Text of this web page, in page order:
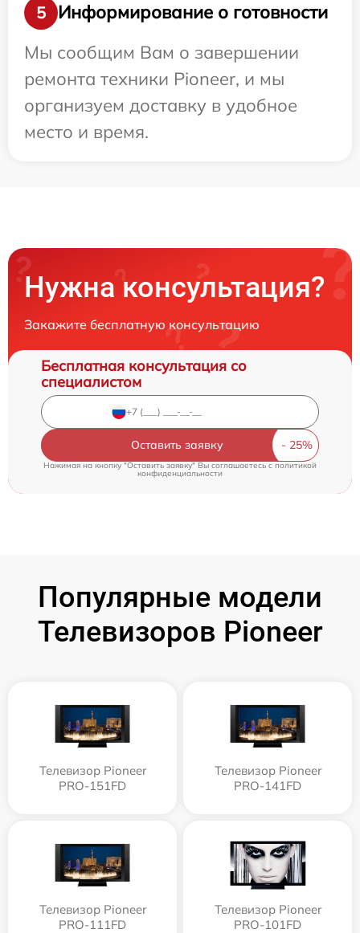
5
Информирование о готовности
Мы сообщим Вам о завершении
ремонта техники Pioneer, и мы
организуем доставку в удобное
место и время.
Нужна консультация?
Закажите бесплатную консультацию
Бесплатная консультация со
специалистом
Оставить заявку
Нажимая на кнопку "Оставить заявку" Вы соглашаетесь cполитикой
конфиденциальности
Популярные модели
Телевизоров Pioneer
Телевизор Pioneer
PRO-151FD
Телевизор Pioneer
PRO-141FD
Телевизор Pioneer
PRO-111FD
Телевизор Pioneer
PRO-101FD